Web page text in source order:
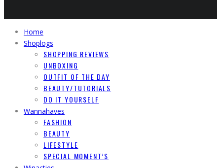
Home
Shoplogs
SHOPPING REVIEWS
UNBOXING
OUTFIT OF THE DAY
BEAUTY/TUTORIALS
DO IT YOURSELF
Wannahaves
FASHION
BEAUTY
LIFESTYLE
SPECIAL MOMENT’S